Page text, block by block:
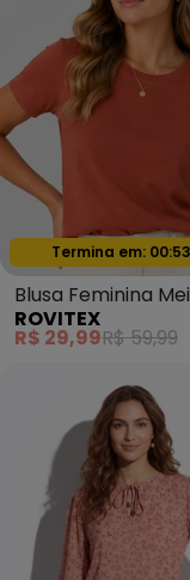
Oferta
Termina em:
Blusa Feminina
Malha 30 Básica
ROVITEX
R$ 29,99R$ 59,99